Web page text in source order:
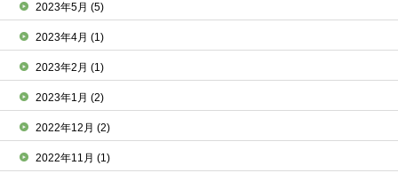
2023年5月(5)
2023年4月(1)
2023年2月(1)
2023年1月(2)
2022年12月(2)
2022年11月(1)